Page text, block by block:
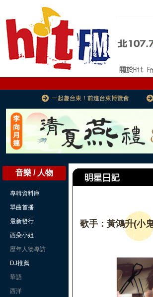
一起趣台東！前進台東博覽會
音樂 / 人物
專輯資料庫
單曲首播
最新發行
西朵小姐
歷年人物專訪
DJ推薦
華語
西洋
歌手：黃鴻升(小